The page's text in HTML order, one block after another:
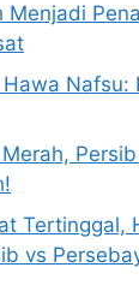
Menjadi
Nafsu:
Tertinggal,
vs